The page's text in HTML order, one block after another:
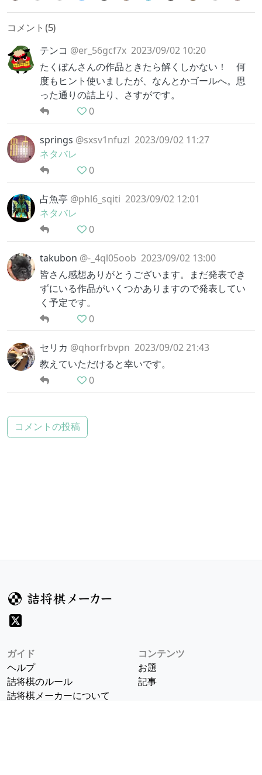
コメント(5)
テンコ @er_56gcf7x 2023/09/02 10:20
たくぼんさんの作品ときたら解くしかない！ 何
度もヒント使いましたが、なんとかゴールへ。思
った通りの詰上り、さすがです。
0
springs @sxsv1nfuzl 2023/09/02 11:27
ネタバレ
0
占魚亭 @phl6_sqiti 2023/09/02 12:01
ネタバレ
0
takubon @-_4ql05oob 2023/09/02 13:00
皆さん感想ありがとうございます。まだ発表でき
ずにいる作品がいくつかありますので発表してい
く予定です。
0
セリカ @qhorfrbvpn 2023/09/02 21:43
教えていただけると幸いです。
0
コメントの投稿
ガイド
ヘルプ
詰将棋のルール
詰将棋メーカーについて
コンテンツ
お題
記事